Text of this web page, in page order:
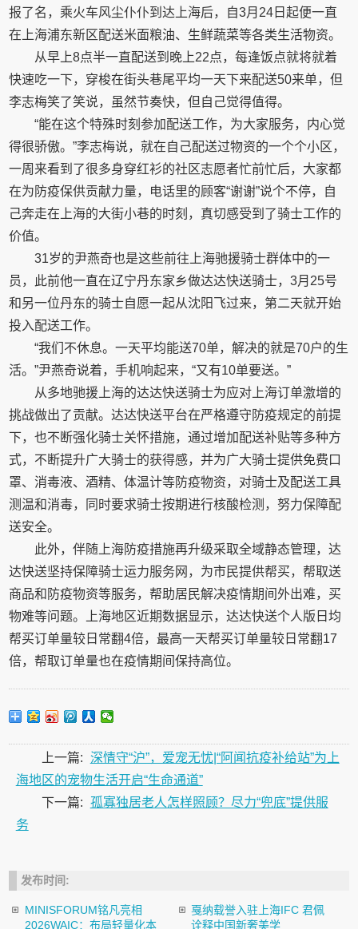
报了名，乘火车风尘仆仆到达上海后，自3月24日起便一直
在上海浦东新区配送米面粮油、生鲜蔬菜等各类生活物资。
从早上8点半一直配送到晚上22点，每逢饭点就将就着
快速吃一下，穿梭在街头巷尾平均一天下来配送50来单，但
李志梅笑了笑说，虽然节奏快，但自己觉得值得。
“能在这个特殊时刻参加配送工作，为大家服务，内心觉
得很骄傲。”李志梅说，就在自己配送过物资的一个个小区，
一周来看到了很多身穿红衫的社区志愿者忙前忙后，大家都
在为防疫保供贡献力量，电话里的顾客“谢谢”说个不停，自
己奔走在上海的大街小巷的时刻，真切感受到了骑士工作的
价值。
31岁的尹燕奇也是这些前往上海驰援骑士群体中的一
员，此前他一直在辽宁丹东家乡做达达快送骑士，3月25号
和另一位丹东的骑士自愿一起从沈阳飞过来，第二天就开始
投入配送工作。
“我们不休息。一天平均能送70单，解决的就是70户的生
活。”尹燕奇说着，手机响起来，“又有10单要送。”
从多地驰援上海的达达快送骑士为应对上海订单激增的
挑战做出了贡献。达达快送平台在严格遵守防疫规定的前提
下，也不断强化骑士关怀措施，通过增加配送补贴等多种方
式，不断提升广大骑士的获得感，并为广大骑士提供免费口
罩、消毒液、酒精、体温计等防疫物资，对骑士及配送工具
测温和消毒，同时要求骑士按期进行核酸检测，努力保障配
送安全。
此外，伴随上海防疫措施再升级采取全域静态管理，达
达快送坚持保障骑士运力服务网，为市民提供帮买，帮取送
商品和防疫物资等服务，帮助居民解决疫情期间外出难，买
物难等问题。上海地区近期数据显示，达达快送个人版日均
帮买订单量较日常翻4倍，最高一天帮买订单量较日常翻17
倍，帮取订单量也在疫情期间保持高位。
上一篇: 深情守“沪”，爱宠无忧|“阿闻抗疫补给站”为上
海地区的宠物生活开启“生命通道”
下一篇: 孤寡独居老人怎样照顾？尽力“兜底”提供服
务
发布时间:
MINISFORUM铭凡亮相
2026WAIC：布局轻量化本
戛纳载誉入驻上海IFC 君佩
诠释中国新奢美学